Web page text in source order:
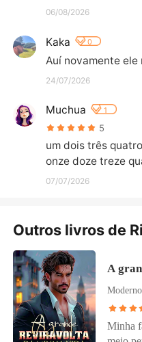
06/08/2026
Kaka 0
Auí novamente ele
24/07/2026
Muchua 1
5
um dois três
onze doze treze
07/07/2026
Outros livros de
A
Moderno
Minha